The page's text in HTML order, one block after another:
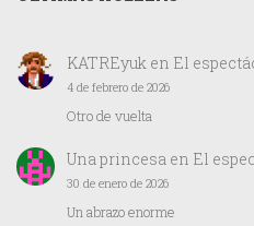
KATREyuken El
4 de febrero de 2026
Otro de vuelta
Una princesa en El
30 de enero de 2026
Un abrazo enorme